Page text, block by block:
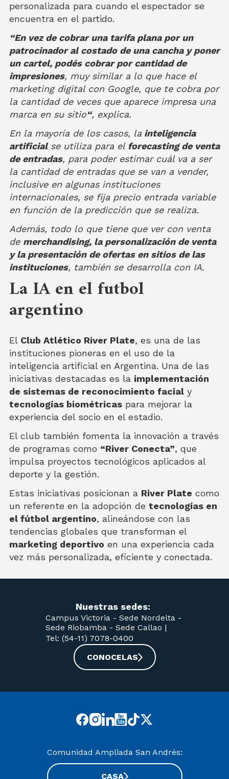
personalizada para cuando el espectador se
encuentra en el partido.
“En vez de cobrar una tarifa plana por un
patrocinador al costado de una cancha y poner
un cartel, podés cobrar por cantidad de
impresiones, muy similar a lo que hace el
marketing digital con Google, que te cobra por
la cantidad de veces que aparece impresa una
marca en su sitio“, explica.
En la mayoría de los casos, la inteligencia
artificialse utiliza para el forecasting de venta
de entradas, para poder estimar cuál va a ser
la cantidad de entradas que se van a vender,
inclusive en algunas instituciones
internacionales, se fija precio entrada variable
en función de la predicción que se realiza.
Además, todo lo que tiene que ver con venta
de merchandising, la personalización de venta
y la presentación de ofertas en sitios de las
instituciones, también se desarrolla con IA.
La IA en el futbol
argentino
El Club Atlético River Plate, es una de las
instituciones pioneras en el uso de la
inteligencia artificial en Argentina. Una de las
iniciativas destacadas es la implementación
de sistemas de reconocimiento facial y
tecnologías biométricas para mejorar la
experiencia del socio en el estadio.
El club también fomenta la innovación a través
de programas como “River Conecta”, que
impulsa proyectos tecnológicos aplicados al
deporte y la gestión.
Estas iniciativas posicionan a River Plate como
un referente en la adopción de tecnologías en
el fútbol argentino, alineándose con las
tendencias globales que transforman el
marketing deportivo en una experiencia cada
vez más personalizada, eficiente y conectada.
Nuestras sedes:
Campus Victoria - Sede Nordelta -
Sede Riobamba - Sede Callao |
Tel: (54-11) 7078-0400
CONOCELAS
Comunidad Ampliada San Andrés:
CASA